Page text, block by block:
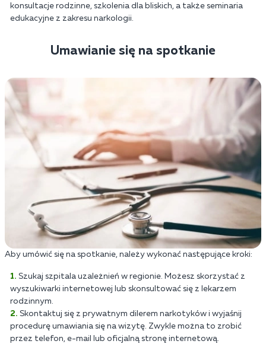
konsultacje rodzinne, szkolenia dla bliskich, a także seminaria
edukacyjne z zakresu narkologii.
Umawianie się na spotkanie
Aby umówić się na spotkanie, należy wykonać następujące kroki:
Szukaj szpitala uzależnień w regionie. Możesz skorzystać z
wyszukiwarki internetowej lub skonsultować się z lekarzem
rodzinnym.
Skontaktuj się z prywatnym dilerem narkotyków i wyjaśnij
procedurę umawiania się na wizytę. Zwykle można to zrobić
przez telefon, e-mail lub oficjalną stronę internetową.